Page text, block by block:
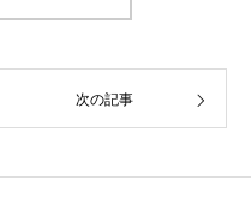
次の記事